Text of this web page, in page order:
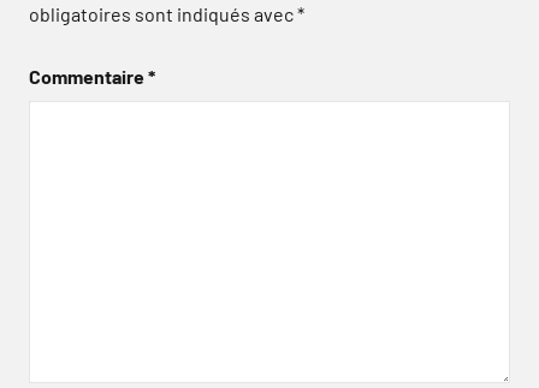
obligatoires sont indiqués avec*
Commentaire*